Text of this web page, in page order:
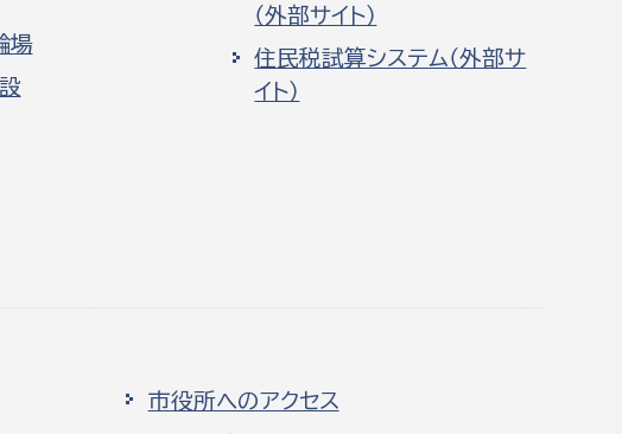
場
（外部サイト）
住民税試算システム（外部サ
イト）
市役所へのアクセス